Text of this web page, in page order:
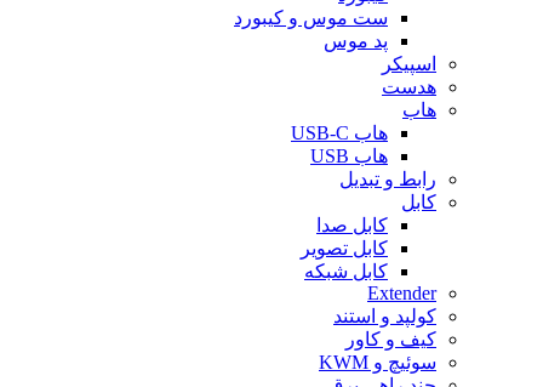
ست موس و کیبورد
پد موس
اسپیکر
هدست
هاب
هاب USB-C
هاب USB
رابط و تبدیل
کابل
کابل صدا
کابل تصویر
کابل شبکه
Extender
کولپد و استند
کیف و کاور
سوئیچ و KWM